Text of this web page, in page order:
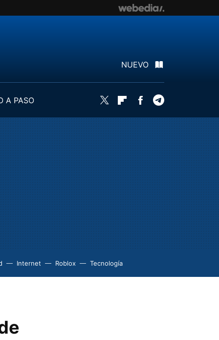
NUEVO
A PASO
Twitter FlipboardFacebook
Internet Roblox Tecnología